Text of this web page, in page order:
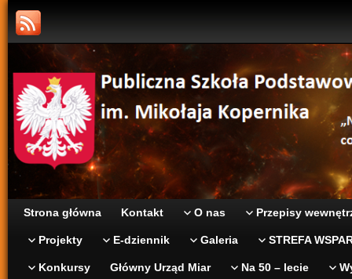
Strona główna Kontakt O nas Przepisy
Projekty E-dziennik Galeria STREFA
Konkursy Główny Urząd Miar Na 50 – lecie